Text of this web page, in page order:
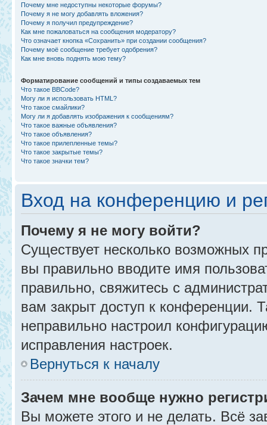
Почему мне недоступны некоторые форумы?
Почему я не могу добавлять вложения?
Почему я получил предупреждение?
Как мне пожаловаться на сообщения модератору?
Что означает кнопка «Сохранить» при создании сообщения?
Почему моё сообщение требует одобрения?
Как мне вновь поднять мою тему?
Форматирование сообщений и типы создаваемых тем
Что такое BBCode?
Могу ли я использовать HTML?
Что такое смайлики?
Могу ли я добавлять изображения к сообщениям?
Что такое важные объявления?
Что такое объявления?
Что такое прилепленные темы?
Что такое закрытые темы?
Что такое значки тем?
Вход на конференцию и
Почему я не могу войти?
Существует несколько возможных
вы правильно вводите имя
правильно, свяжитесь с
вам закрыт доступ к конференции.
неправильно настроил
исправления настроек.
Вернуться к началу
Зачем мне вообще нужно
Вы можете этого и не делать. Всё